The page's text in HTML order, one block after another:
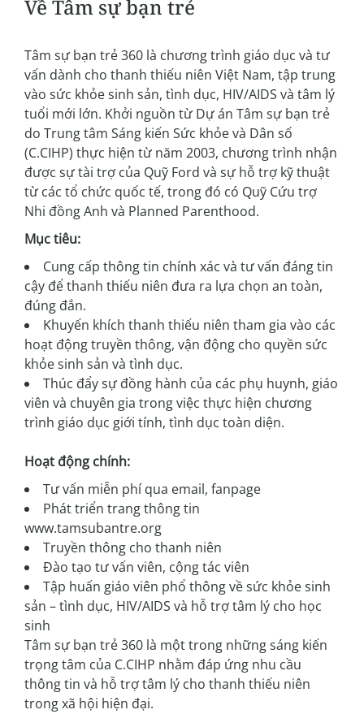
Về Tâm sự bạn trẻ
Tâm sự bạn trẻ 360 là chương trình giáo dục và tư
vấn dành cho thanh thiếu niên Việt Nam, tập trung
vào sức khỏe sinh sản, tình dục, HIV/AIDS và tâm lý
tuổi mới lớn. Khởi nguồn từ Dự án Tâm sự bạn trẻ
do Trung tâm Sáng kiến Sức khỏe và Dân số
(C.CIHP) thực hiện từ năm 2003, chương trình nhận
được sự tài trợ của Quỹ Ford và sự hỗ trợ kỹ thuật
từ các tổ chức quốc tế, trong đó có Quỹ Cứu trợ
Nhi đồng Anh và Planned Parenthood.
Mục tiêu:
Cung cấp thông tin chính xác và tư vấn đáng tin
cậy để thanh thiếu niên đưa ra lựa chọn an toàn,
đúng đắn.
Khuyến khích thanh thiếu niên tham gia vào các
hoạt động truyền thông, vận động cho quyền sức
khỏe sinh sản và tình dục.
Thúc đẩy sự đồng hành của các phụ huynh, giáo
viên và chuyên gia trong việc thực hiện chương
trình giáo dục giới tính, tình dục toàn diện.
Hoạt động chính:
Tư vấn miễn phí qua email, fanpage
Phát triển trang thông tin
www.tamsubantre.org
Truyền thông cho thanh niên
Đào tạo tư vấn viên, cộng tác viên
Tập huấn giáo viên phổ thông về sức khỏe sinh
sản – tình dục, HIV/AIDS và hỗ trợ tâm lý cho học
sinh
Tâm sự bạn trẻ 360 là một trong những sáng kiến
trọng tâm của C.CIHP nhằm đáp ứng nhu cầu
thông tin và hỗ trợ tâm lý cho thanh thiếu niên
trong xã hội hiện đại.